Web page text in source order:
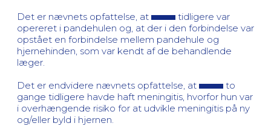
Det er nævnets opfattelse, at
tidligere var
opereret i pandehulen og, at der i den forbindelse var
opstået en forbindelse mellem pandehule og
hjernehinden, som var kendt af de behandlende
læger.
Det er endvidere nævnets opfattelse, at
to
gange tidligere havde haft meningitis, hvorfor hun var
i overhængende risiko for at udvikle meningitis på ny
og/eller byld i hjernen.